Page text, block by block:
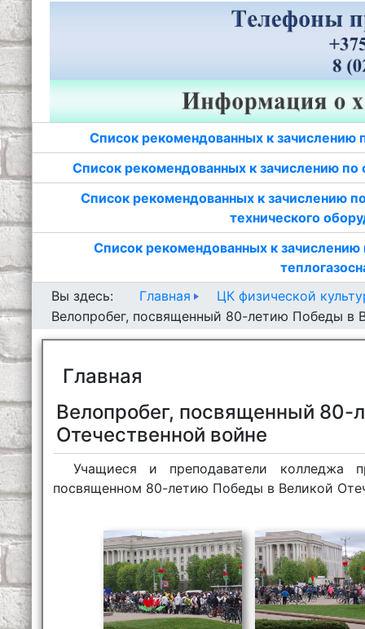
Список рекомендованных к зачислению
Список рекомендованных к зачислению
Список рекомендованных к зачислению
технического
Список рекомендованных к
Вы здесь:
Главная
ЦК физической
Велопробег, посвященный 80-летию Победы в
Главная
Велопробег, посвященный 80-
Отечественной войне
Учащиеся и преподаватели колледжа
посвященном 80-летию Победы в Великой